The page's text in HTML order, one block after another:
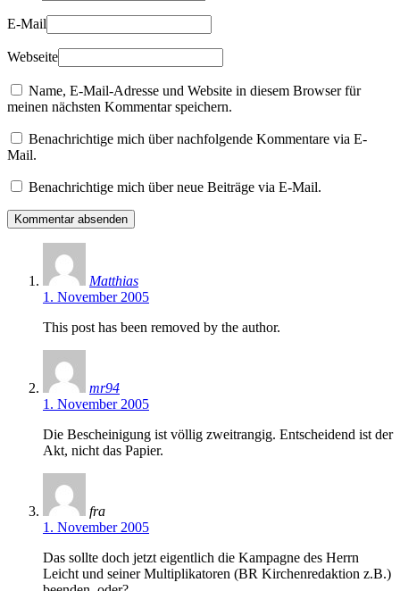
E-Mail
Webseite
Name, E-Mail-Adresse und Website in diesem Browser für
meinen nächsten Kommentar speichern.
Benachrichtige mich über nachfolgende Kommentare via E-
Mail.
Benachrichtige mich über neue Beiträge via E-Mail.
Matthias
1. November 2005
This post has been removed by the author.
mr94
1. November 2005
Die Bescheinigung ist völlig zweitrangig. Entscheidend ist der
Akt, nicht das Papier.
fra
1. November 2005
Das sollte doch jetzt eigentlich die Kampagne des Herrn
Leicht und seiner Multiplikatoren (BR Kirchenredaktion z.B.)